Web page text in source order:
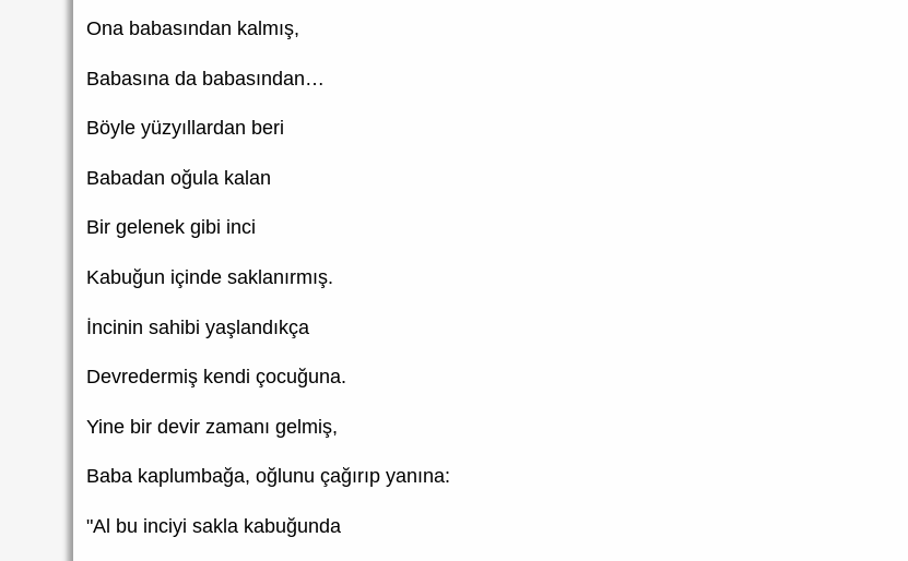
Ona babasından kalmış,
Babasına da babasından…
Böyle yüzyıllardan beri
Babadan oğula kalan
Bir gelenek gibi inci
Kabuğun içinde saklanırmış.
İncinin sahibi yaşlandıkça
Devredermiş kendi çocuğuna.
Yine bir devir zamanı gelmiş,
Baba kaplumbağa, oğlunu çağırıp yanına:
"Al bu inciyi sakla kabuğunda